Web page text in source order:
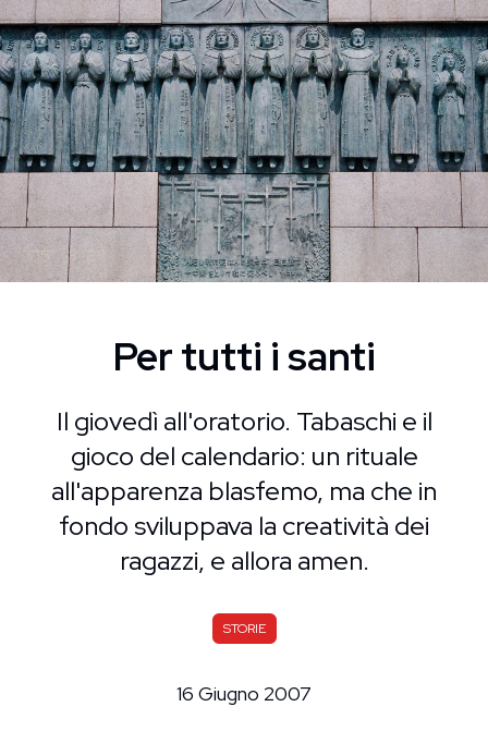
Per tutti i santi
Il giovedì all'oratorio. Tabaschi e il
gioco del calendario: un rituale
all'apparenza blasfemo, ma che in
fondo sviluppava la creatività dei
ragazzi, e allora amen.
STORIE
16 Giugno 2007